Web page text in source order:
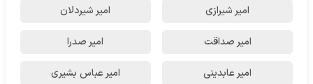
امیر شیرازی امیر شیردلان
امیر صداقت امیر صدرا
امیر عابدینی امیر عباس بشیری